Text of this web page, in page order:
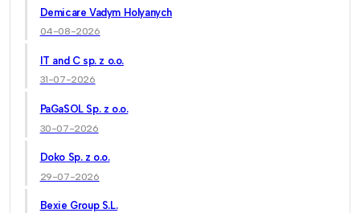
Demicare Vadym Holyanych
04-08-2026
IT and C sp. z o.o.
31-07-2026
PaGaSOL Sp. z o.o.
30-07-2026
Doko Sp. z o.o.
29-07-2026
Bexie Group S.L.